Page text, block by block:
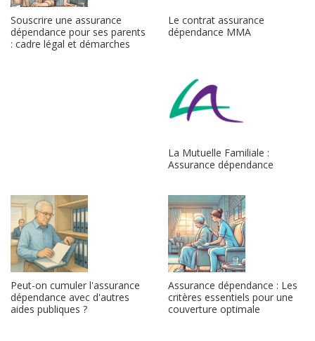
Souscrire une assurance
dépendance pour ses parents
: cadre légal et démarches
Le contrat assurance
dépendance MMA
La Mutuelle Familiale :
Assurance dépendance
Peut-on cumuler l'assurance
dépendance avec d'autres
aides publiques ?
Assurance dépendance : Les
critères essentiels pour une
couverture optimale